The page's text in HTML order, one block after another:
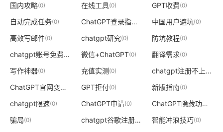
国内攻略(0) 在线工具(0) GPT收费(0)
自动完成任务(0) ChatGPT登录指南 中国用户避坑(0)
高效写邮件(0) chatgpt研究(0) 防坑教程(0)
chatgpt账号免费
(0) 微信+ChatGPT(0) 翻译需求(0)
写作神器(0) 充值实测(0) chatgpt注册不上
(0)
ChatGPT官网变灰 GPT拒付(0) 新版指南(0)
chatgpt限速(0) ChatGPT申请(0) ChatGPT隐藏功能
骗局(0) chatgpt谷歌注册
(0) 智能冲浪技巧(0)